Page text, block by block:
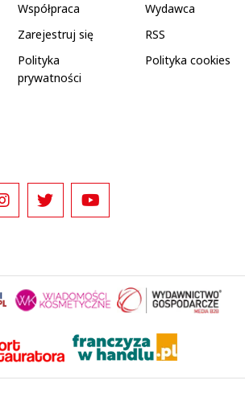
Współpraca
Wydawca
Zarejestruj się
RSS
Polityka
prywatności
Polityka cookies